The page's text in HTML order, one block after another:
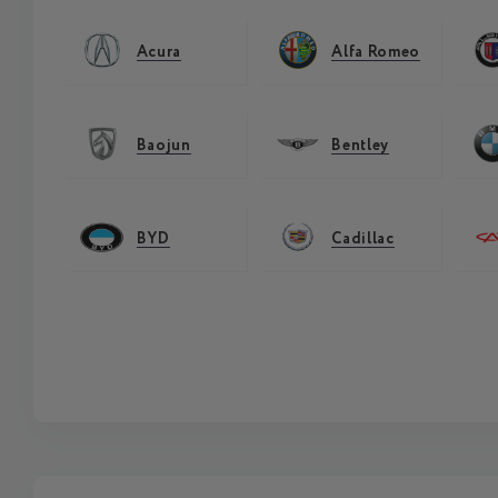
Acura Alfa Romeo
Baojun Bentley
BYD Cadillac